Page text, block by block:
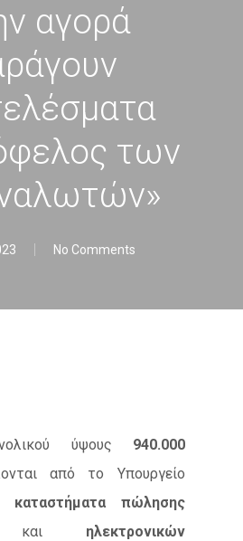
αγορά
των
No Comments
ύψους 940.000
από το Υπουργείο
καταστήματα πώλησης
και ηλεκτρονικών